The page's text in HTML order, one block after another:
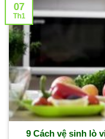
9 Cách vệ sinh lò
07
Th1